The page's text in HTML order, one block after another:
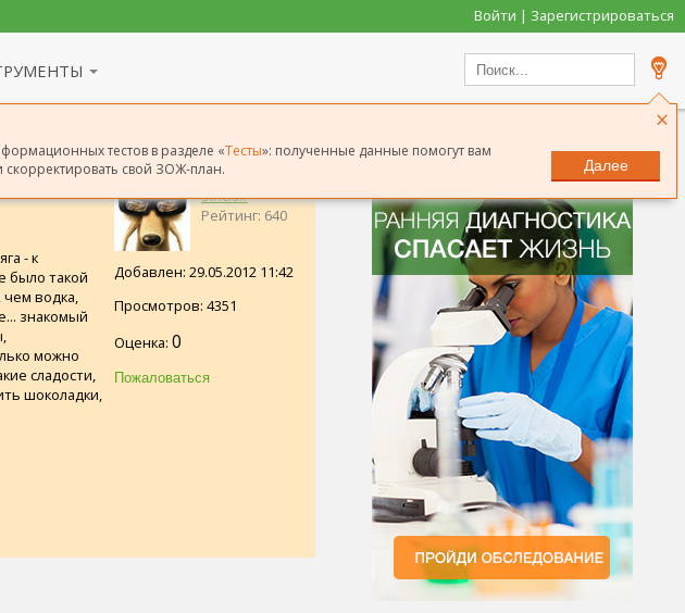
Войти | Зарегистрироваться
×
тестов в разделе «Тесты»: полученные данные помогут вам
свой ЗОЖ-план.
Далее
Sinclair
Рейтинг: 640
Добавлен: 29.05.2012 11:42
Просмотров: 4351
Оценка: 0
- к
было такой
чем водка,
знакомый
можно
сладости,
шоколадки,